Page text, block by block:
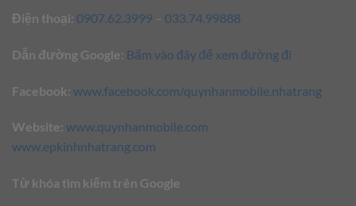
Điện thoại: 0907.62.3999 – 033.74.99888
Dẫn đường Google: Bấm vào đây để xem đường đi
Facebook: www.facebook.com/quynhanmobile.nhatrang
Website: www.quynhanmobile.com
www.epkinhnhatrang.com
Từ khóa tìm kiếm trên Google